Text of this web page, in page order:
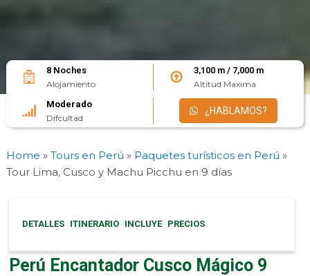
8 Noches
Alojamiento
3,100 m / 7,000 m
Altitud Maxima
Moderado
Difcultad
¿HABLAMOS?
Home » Tours en Perú » Paquetes turísticos en Perú »
Tour Lima, Cusco y Machu Picchu en 9 días
DETALLES ITINERARIO INCLUYE PRECIOS
Perú Encantador Cusco Mágico 9